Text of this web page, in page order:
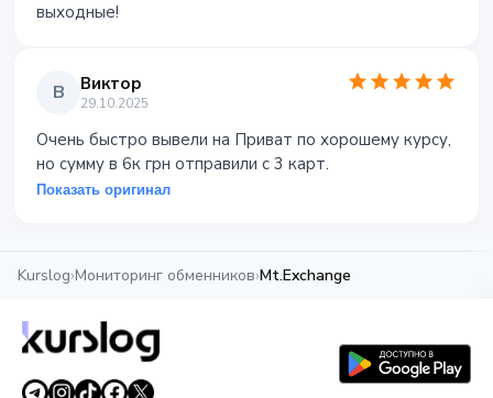
выходные!
В Виктор
29.10.2025
Очень быстро вывели на Приват по хорошему курсу,
но сумму в 6к грн отправили с 3 карт.
Показать оригинал
Kurslog›Мониторинг обменников›Mt.Exchange